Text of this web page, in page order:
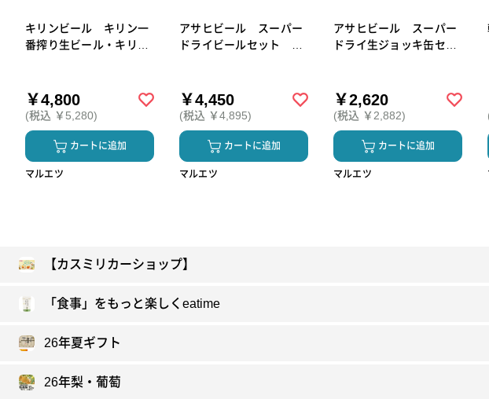
キリンビール キリン一
番搾り生ビール・キリン
夏）
￥4,800
(税込 ￥5,280)
カートに追加
マルエツ
アサヒビール スーパー
ドライビールセット Ａ
￥4,450
(税込 ￥4,895)
カートに追加
マルエツ
アサヒビール スーパー
ドライ生ジョッキ缶セッ
￥2,620
(税込 ￥2,882)
カートに追加
マルエツ
【カスミリカーショップ】
「食事」をもっと楽しくeatime
26年夏ギフト
26年梨・葡萄